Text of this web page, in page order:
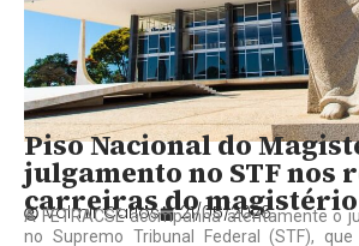
Piso Nacional do
julgamento no STF nos
carreiras do
Valmir Carlos 21/05/2026
A FETRACSE acompanha atentamente o
no Supremo Tribunal Federal (STF),